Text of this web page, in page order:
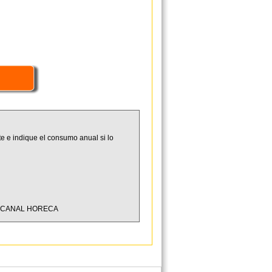
e indique el consumo anual si lo
HORECA